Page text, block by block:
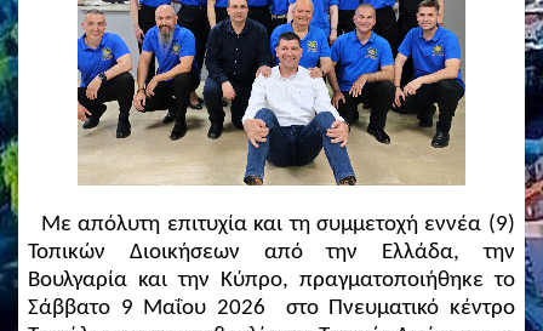
Με απόλυτη επιτυχία και τη συμμετοχή εννέα (9)
Τοπικών Διοικήσεων από την Ελλάδα, την
Βουλγαρία και την Κύπρο, πραγματοποιήθηκε το
Σάββατο 9 Μαΐου 2026 στο Πνευματικό κέντρο